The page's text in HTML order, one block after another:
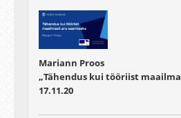
Mariann Proos
„Tähendus kui tööriist
17.11.20